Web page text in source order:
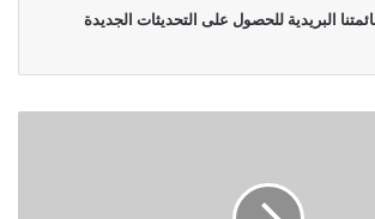
البريدية للحصول على التحديثات الجديدة